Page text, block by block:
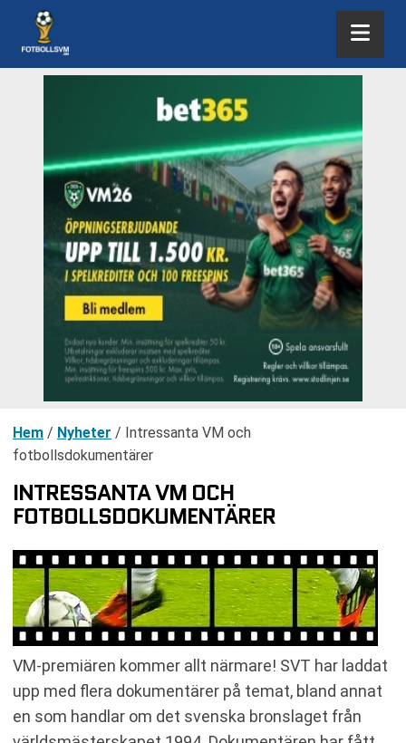
Hem / Nyheter / Intressanta VM och
fotbollsdokumentärer
INTRESSANTA VM OCH
FOTBOLLSDOKUMENTÄRER
VM-premiären kommer allt närmare! SVT har laddat
upp med flera dokumentärer på temat, bland annat
en som handlar om det svenska bronslaget från